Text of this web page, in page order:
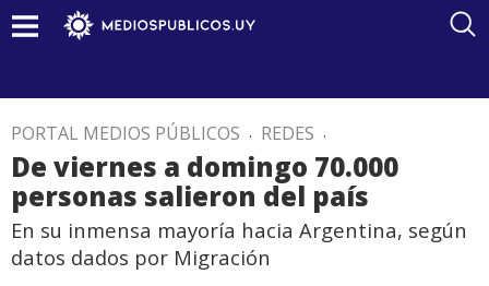
PORTAL MEDIOS PÚBLICOS . REDES .
De viernes a domingo 70.000
personas salieron del país
En su inmensa mayoría hacia Argentina, según
datos dados por Migración